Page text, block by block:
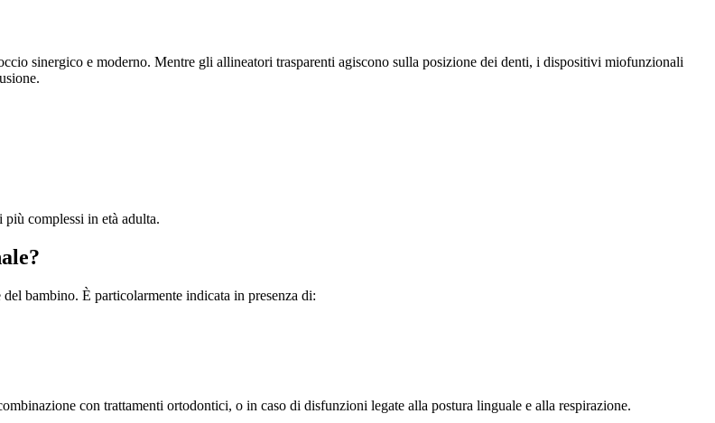
sinergico e moderno. Mentre gli allineatori trasparenti agiscono sulla posizione dei denti, i dispositivi miofunzionali
complessi in età adulta.
del bambino. È particolarmente indicata in presenza di:
con trattamenti ortodontici, o in caso di disfunzioni legate alla postura linguale e alla respirazione.